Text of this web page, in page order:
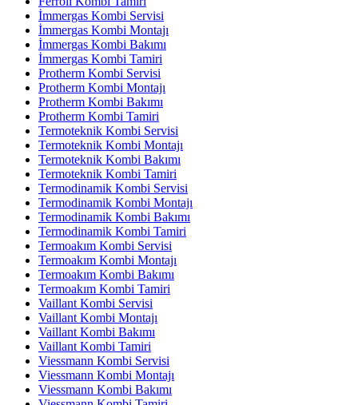
İmmergas Kombi Servisi
İmmergas Kombi Montajı
İmmergas Kombi Bakımı
İmmergas Kombi Tamiri
Protherm Kombi Servisi
Protherm Kombi Montajı
Protherm Kombi Bakımı
Protherm Kombi Tamiri
Termoteknik Kombi Servisi
Termoteknik Kombi Montajı
Termoteknik Kombi Bakımı
Termoteknik Kombi Tamiri
Termodinamik Kombi Servisi
Termodinamik Kombi Montajı
Termodinamik Kombi Bakımı
Termodinamik Kombi Tamiri
Termoakım Kombi Servisi
Termoakım Kombi Montajı
Termoakım Kombi Bakımı
Termoakım Kombi Tamiri
Vaillant Kombi Servisi
Vaillant Kombi Montajı
Vaillant Kombi Bakımı
Vaillant Kombi Tamiri
Viessmann Kombi Servisi
Viessmann Kombi Montajı
Viessmann Kombi Bakımı